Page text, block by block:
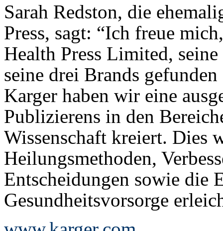
Sarah Redston, die
Press, sagt: “Ich freue
Health Press Limited,
seine drei Brands
Karger haben wir eine
Publizierens in den
Wissenschaft kreiert. Dies
Heilungsmethoden,
Entscheidungen sowie die
Gesundheitsvorsorge